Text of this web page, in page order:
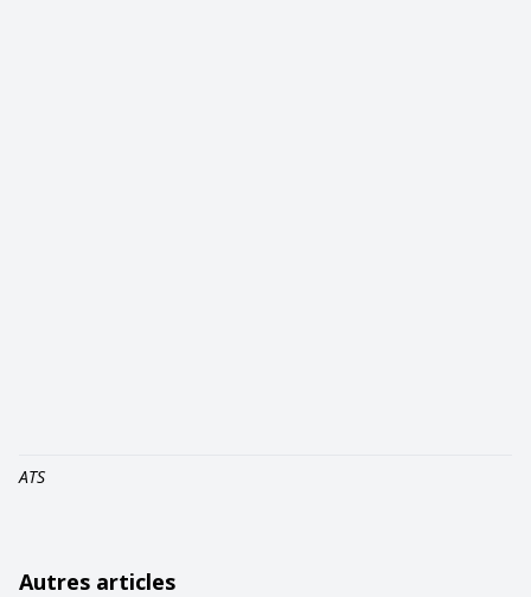
ATS
Autres articles